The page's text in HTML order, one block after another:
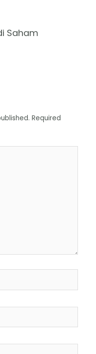
Saham
Required